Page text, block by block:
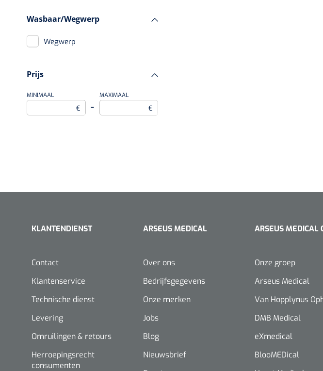
Wasbaar/Wegwerp
Wegwerp
Prijs
MINIMAAL
€ –
MAXIMAAL
€
KLANTENDIENST
Contact
Klantenservice
Technische dienst
Levering
Omruilingen & retours
Herroepingsrecht
consumenten
ARSEUS MEDICAL
Over ons
Bedrijfsgegevens
Onze merken
Jobs
Blog
Nieuwsbrief
ARSEUS MEDICAL
Onze groep
Arseus Medical
Van Hopplynus
DMB Medical
eXmedical
BlooMEDical